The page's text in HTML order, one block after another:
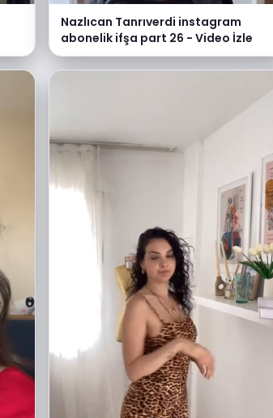
Nazlıcan Tanrıverdi instagram
abonelik ifşa part 26 - Video İzle